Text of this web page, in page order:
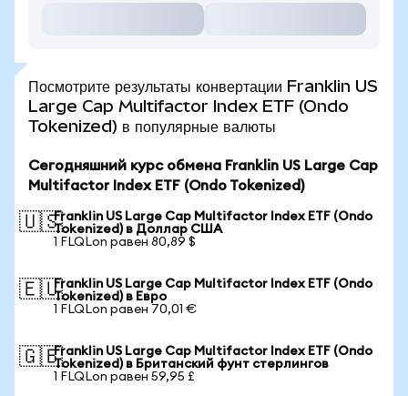
Посмотрите результаты конвертации Franklin US
Large Cap Multifactor Index ETF (Ondo
Tokenized) в популярные валюты
Сегодняшний курс обмена Franklin US Large Cap
Multifactor Index ETF (Ondo Tokenized)
🇺🇸Franklin US Large Cap Multifactor Index ETF (Ondo
Tokenized) в Доллар США
1 FLQLon равен 80,89 $
🇪🇺Franklin US Large Cap Multifactor Index ETF (Ondo
Tokenized) в Евро
1 FLQLon равен 70,01 €
🇬🇧Franklin US Large Cap Multifactor Index ETF (Ondo
Tokenized) в Британский фунт стерлингов
1 FLQLon равен 59,95 £